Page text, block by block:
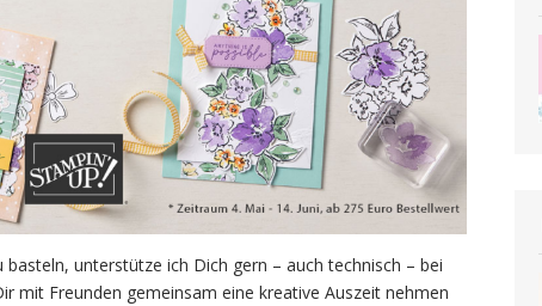
unterstütze ich Dich gern – auch technisch – bei
mit Freunden gemeinsam eine kreative Auszeit nehmen